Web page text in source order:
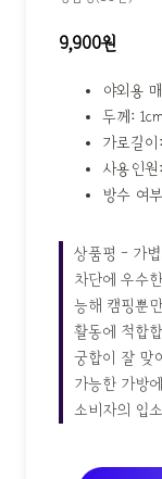
9,900원
야외용
두께:
가로길
사용인
방수 여
상품평 - 가볍
차단에 우수
능해 캠핑뿐
활동에 적합
궁합이 잘 맞
가능한 가방
소비자의 입